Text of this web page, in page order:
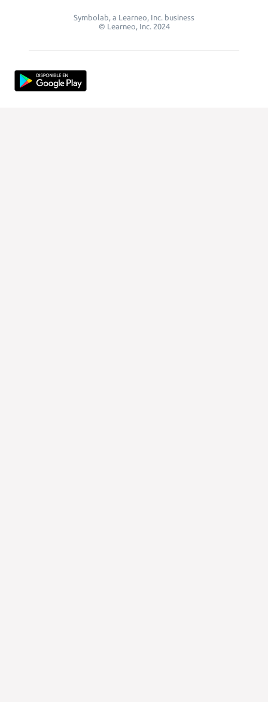
Symbolab, a Learneo, Inc. business
© Learneo, Inc. 2024